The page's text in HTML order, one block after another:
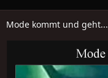
Mode kommt und geht...